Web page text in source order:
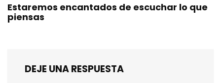
Estaremos encantados de escuchar lo que
piensas
DEJE UNA RESPUESTA